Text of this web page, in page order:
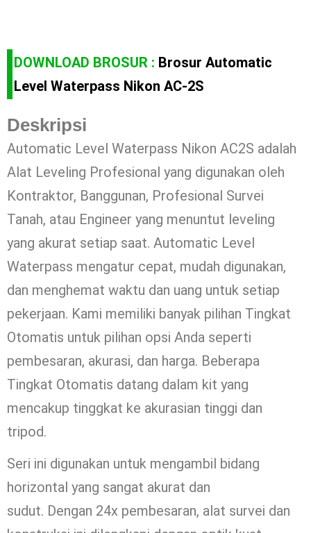
DOWNLOAD BROSUR : Brosur Automatic
Level Waterpass Nikon AC-2S
Deskripsi
Automatic Level Waterpass Nikon AC2S adalah
Alat Leveling Profesional yang digunakan oleh
Kontraktor, Banggunan, Profesional Survei
Tanah, atau Engineer yang menuntut leveling
yang akurat setiap saat. Automatic Level
Waterpass mengatur cepat, mudah digunakan,
dan menghemat waktu dan uang untuk setiap
pekerjaan. Kami memiliki banyak pilihan Tingkat
Otomatis untuk pilihan opsi Anda seperti
pembesaran, akurasi, dan harga. Beberapa
Tingkat Otomatis datang dalam kit yang
mencakup tinggkat ke akurasian tinggi dan
tripod.
Seri ini digunakan untuk mengambil bidang
horizontal yang sangat akurat dan
sudut. Dengan 24x pembesaran, alat survei dan